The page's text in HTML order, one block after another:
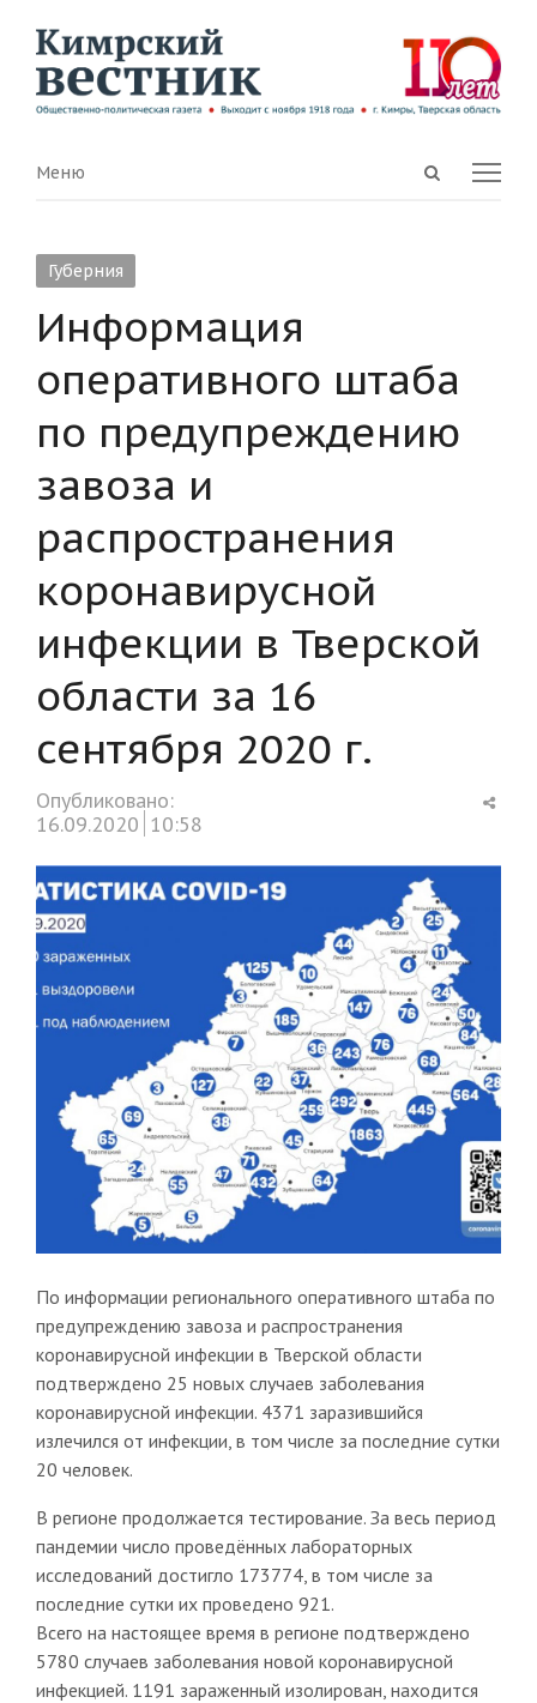
Open
Menu
Меню
Губерния
Информация
оперативного штаба
по предупреждению
завоза и
распространения
коронавирусной
инфекции в Тверской
области за 16
сентября 2020 г.
Опубликовано:
16.09.2020 10:58
По информации регионального оперативного штаба по
предупреждению завоза и распространения
коронавирусной инфекции в Тверской области
подтверждено 25 новых случаев заболевания
коронавирусной инфекции. 4371 заразившийся
излечился от инфекции, в том числе за последние сутки
20 человек.
В регионе продолжается тестирование. За весь период
пандемии число проведённых лабораторных
исследований достигло 173774, в том числе за
последние сутки их проведено 921.
Всего на настоящее время в регионе подтверждено
5780 случаев заболевания новой коронавирусной
инфекцией. 1191 зараженный изолирован, находится